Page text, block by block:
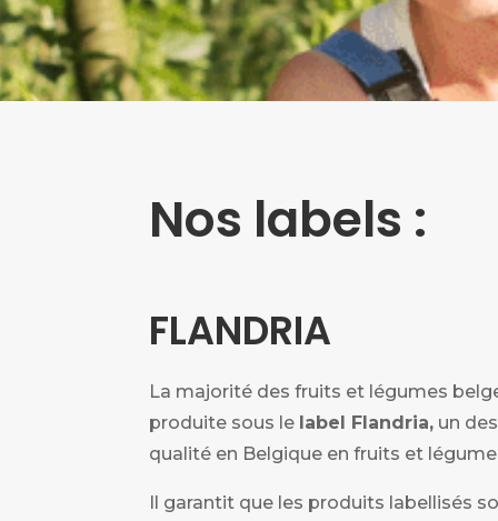
Nos labels :
FLANDRIA
La majorité des fruits et légumes
produite sous le label Flandria, un
qualité en Belgique en fruits et
Il garantit que les produits labellisés